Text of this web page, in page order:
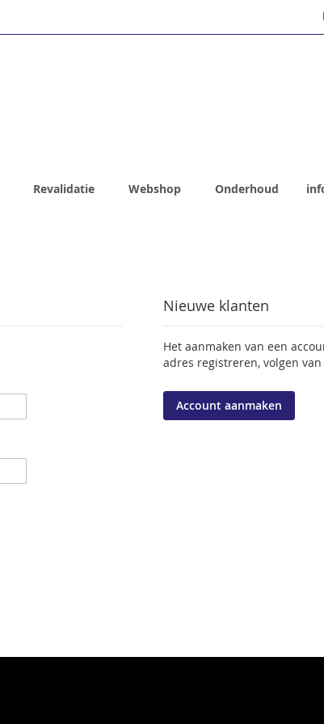
Revalidatie Webshop Onderhoud
Nieuwe klanten
Het aanmaken van een
adres registreren, volgen
Account aanmaken